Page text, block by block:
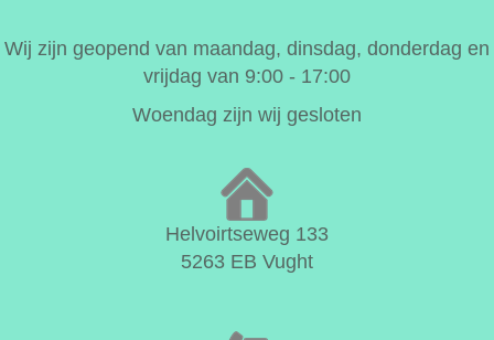
Wij zijn geopend van maandag, dinsdag, donderdag en
vrijdag van 9:00 - 17:00
Woendag zijn wij gesloten
Helvoirtseweg 133
5263 EB Vught